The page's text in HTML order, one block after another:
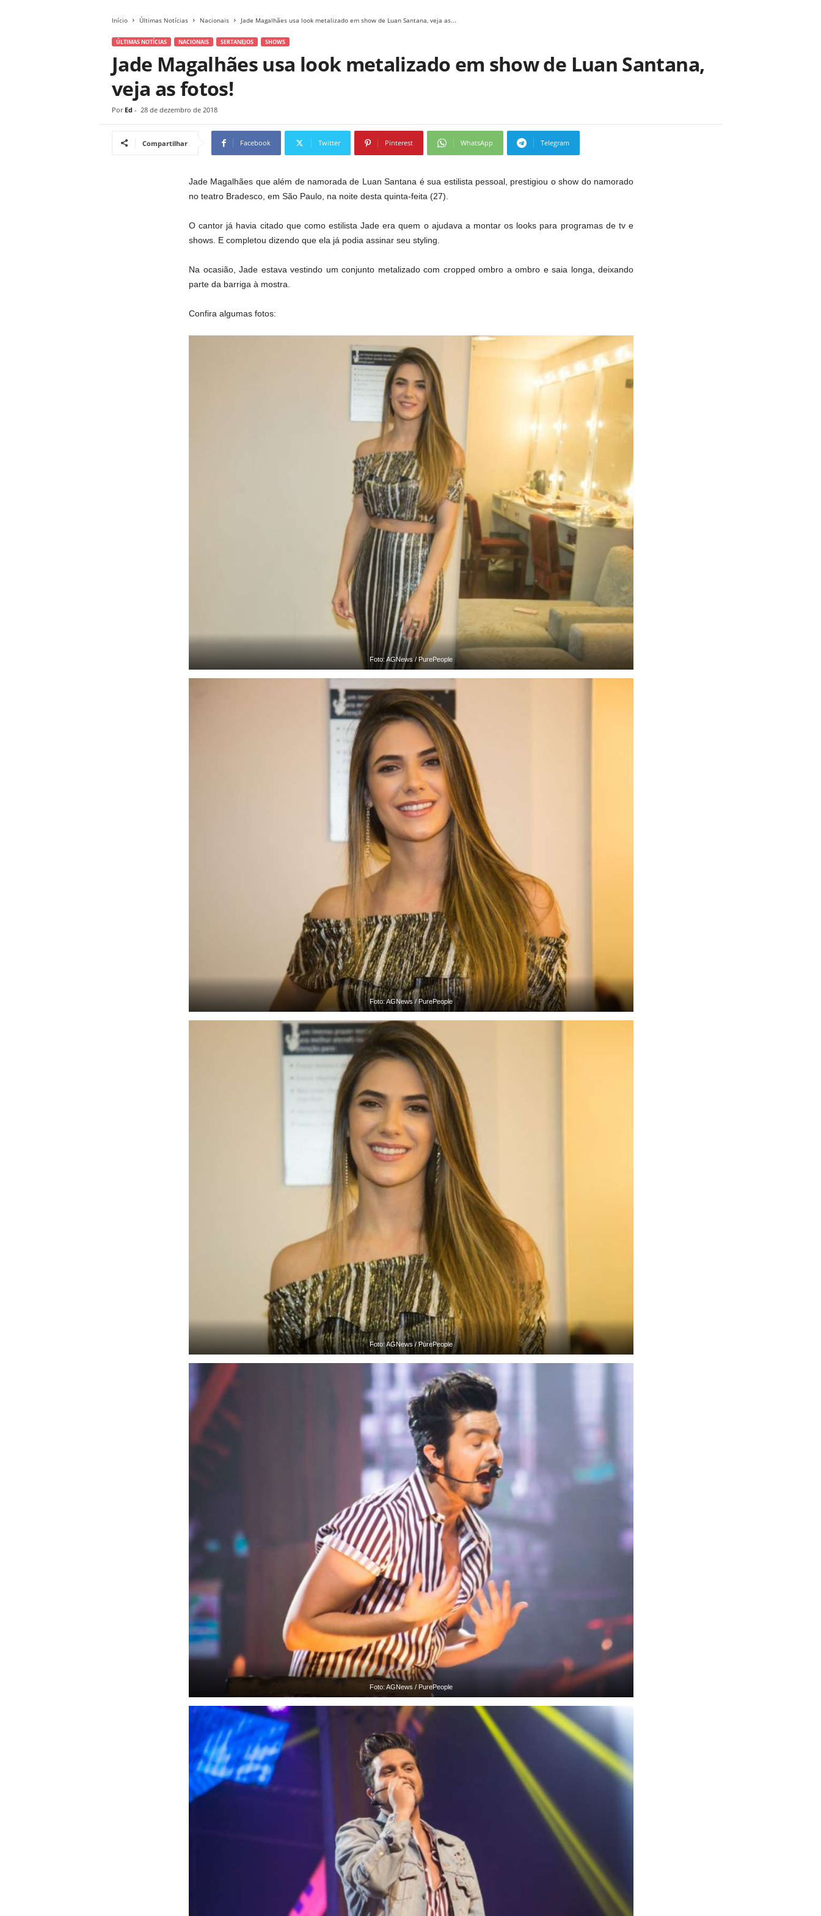
Início Últimas Notícias Nacionais Jade Magalhães usa look metalizado em show de Luan Santana, veja as...
ÚLTIMAS NOTÍCIAS NACIONAIS SERTANEJOS SHOWS
Jade Magalhães usa look metalizado em show de Luan Santana,
veja as fotos!
Por Ed - 28 de dezembro de 2018
Compartilhar Facebook Twitter Pinterest WhatsApp Telegram
Jade Magalhães que além de namorada de Luan Santana é sua estilista pessoal, prestigiou o show do namorado
no teatro Bradesco, em São Paulo, na noite desta quinta-feita (27).
O cantor já havia citado que como estilista Jade era quem o ajudava a montar os looks para programas de tv e
shows. E completou dizendo que ela já podia assinar seu styling.
Na ocasião, Jade estava vestindo um conjunto metalizado com cropped ombro a ombro e saia longa, deixando
parte da barriga à mostra.
Confira algumas fotos:
Foto: AGNews / PurePeople
Foto: AGNews / PurePeople
Foto: AGNews / PurePeople
Foto: AGNews / PurePeople